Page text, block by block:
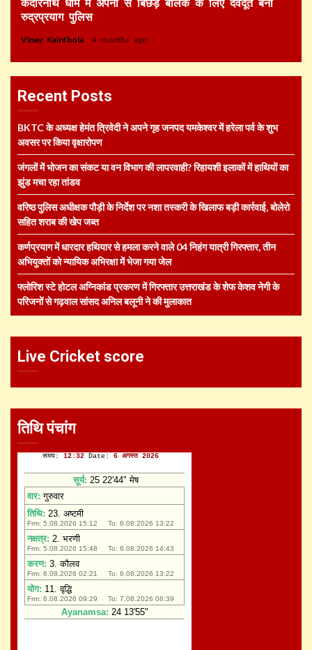
केदारनाथ धाम में अपनों से बिछड़े बालक के लिए देवदूत बनी
रुद्रप्रयाग पुलिस
Vinay Kainthola 4 months ago
Recent Posts
BKTC के अध्यक्ष हेमंत त्रिवेदी ने अपने गृह जनपद यमकेश्वर में हरेला पर्व के शुभ
अवसर पर किया वृक्षारोपण
जंगलों में भोजन का संकट या वन विभाग की लापरवाही? रिहायशी इलाकों में हाथियों का
झुंड मचा रहा तांडव
वरिष्ठ पुलिस अधीक्षक पौड़ी के निर्देश पर नशा तस्करी के खिलाफ बड़ी कार्रवाई, बोलेरो
सहित शराब की खेप जब्त
कर्णप्रयाग में धारदार हथियार से हमला करने वाले 04 निहंग यात्री गिरफ्तार, तीन
अभियुक्तों को न्यायिक अभिरक्षा में भेजा गया जेल
फ्लोरिश स्टे होटल अग्निकांड प्रकरण में गिरफ्तार उत्तराखंड के शेफ केशव नेगी के
परिजनों से गढ़वाल सांसद अनिल बलूनी ने की मुलाकात
Live Cricket score
तिथि पंचांग